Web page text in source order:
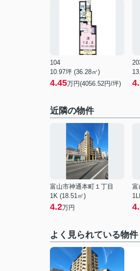
104
10.97坪 (36.28㎡)
4.45万円(4056.52円/坪)
近隣の物件
富山市神通本町１丁目
1K (18.51㎡)
4.2万円
富
よく見られている物件